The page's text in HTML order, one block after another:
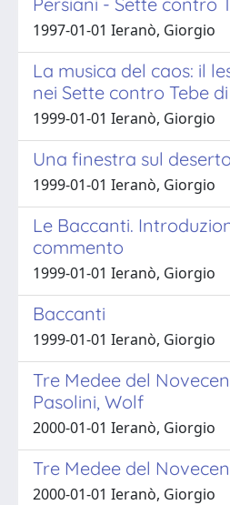
1997-01-01 Ieranò, Giorgio
La musica del caos: il
nei Sette contro Tebe
1999-01-01 Ieranò, Giorgio
Una finestra sul deserto
1999-01-01 Ieranò, Giorgio
Le Baccanti.
commento
1999-01-01 Ieranò, Giorgio
Baccanti
1999-01-01 Ieranò, Giorgio
Tre Medee del
Pasolini, Wolf
2000-01-01 Ieranò, Giorgio
Tre Medee del
2000-01-01 Ieranò, Giorgio